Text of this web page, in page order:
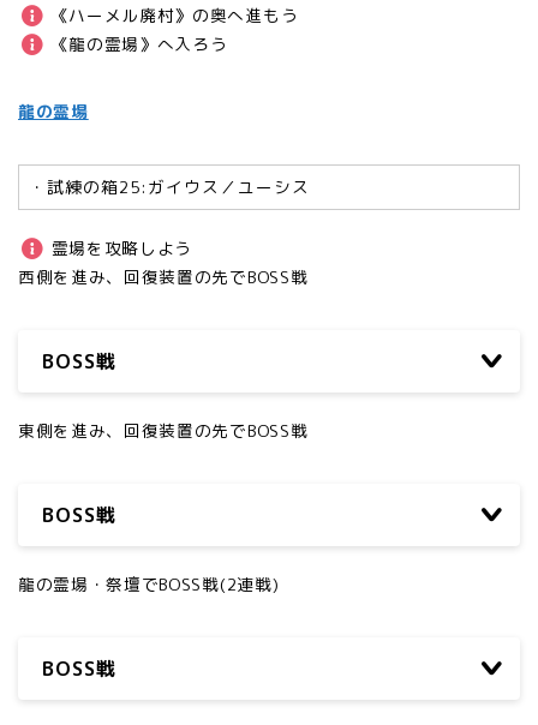
《ハーメル廃村》の奥へ進もう
《龍の霊場》へ入ろう
龍の霊場
・試練の箱25:ガイウス／ユーシス
霊場を攻略しよう
西側を進み、回復装置の先でBOSS戦
BOSS戦
東側を進み、回復装置の先でBOSS戦
BOSS戦
龍の霊場・祭壇でBOSS戦(2連戦)
BOSS戦